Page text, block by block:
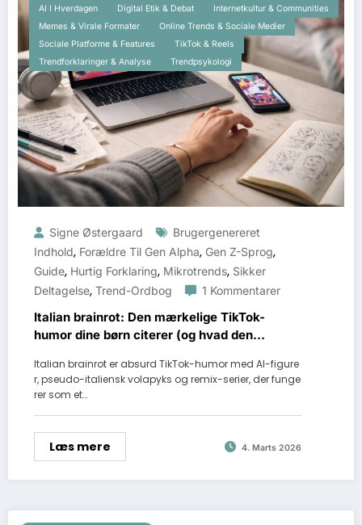
AI I Hverdagen Digital Etik & Debat
Internetkultur & Communities
Memes & Virale Formater
Online Trends & Sociale Medier
Sociale Platforme & Features
TikTok & Reels
Trendforklaringer & Analyse
Trendpsykologi
Signe Østergaard
Brugergenereret
Indhold, Forældre Til Gen Alpha, Gen Z-Sprog,
Guide, Hurtig Forklaring, Mikrotrends, Sikker
Deltagelse, Trend-Ordbog 1 Kommentarer
Italian brainrot: Den mærkelige TikTok-
humor dine børn citerer (og hvad den
Italian brainrot er absurd TikTok-humor med AI-figure
r, pseudo-italiensk volapyks og remix-serier, der funge
rer som et…
Læs mere 4. Marts 2026